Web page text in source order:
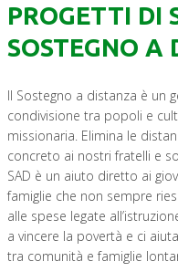
PROGETTI DI
SOSTEGNO A
Il Sostegno a distanza è un
condivisione tra popoli e
missionaria. Elimina le
concreto ai nostri fratelli e
SAD è un aiuto diretto ai
famiglie che non sempre
alle spese legate
a vincere la povertà e ci
tra comunità e famiglie